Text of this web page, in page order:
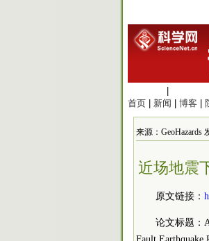
首页
新闻 博客
来源：GeoHazards
近场地震
原文链接：
论文标题：